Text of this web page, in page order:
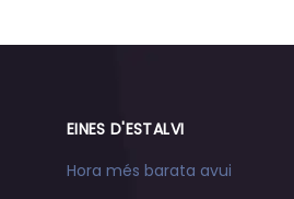
EINES D'ESTALVI
Hora més barata avui